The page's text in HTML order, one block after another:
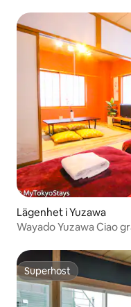
Lägenhet i Yuzawa
Wayado Yuzawa Ciao
Superhost
Superhost